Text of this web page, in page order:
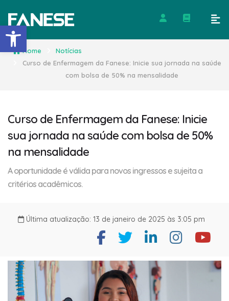
Barra de Ferramentas
Home
Notícias
Curso de Enfermagem da Fanese: Inicie sua jornada na saúde
com bolsa de 50% na mensalidade
Curso de Enfermagem da Fanese: Inicie
sua jornada na saúde com bolsa de 50%
na mensalidade
A oportunidade é válida para novos ingressos e sujeita a
critérios acadêmicos.
Última atualização: 13 de janeiro de 2025 às 3:05 pm